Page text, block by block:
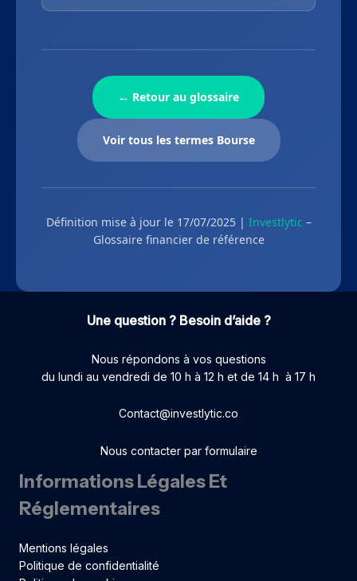
← Retour au glossaire
Voir tous les termes Bourse
Définition mise à jour le 17/07/2025 | Investlytic –
Glossaire financier de référence
Une question ? Besoin d’aide ?
Nous répondons à vos questions
du lundi au vendredi de 10 h à 12 h et de 14 h à 17 h
Contact@investlytic.co
Nous contacter par formulaire
Informations Légales Et
Réglementaires
Mentions légales
Politique de confidentialité